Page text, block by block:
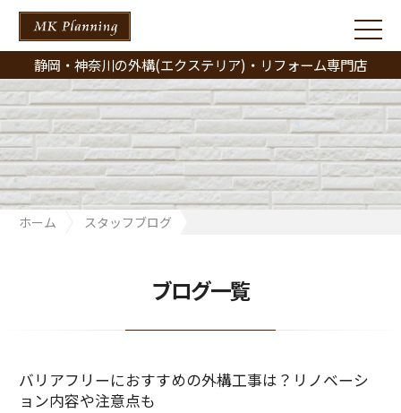
静岡・神奈川の外構(エクステリア)・リフォーム専門店
ホーム
スタッフブログ
ブログ一覧
バリアフリーにおすすめの外構工事は？リノベーシ
ョン内容や注意点も